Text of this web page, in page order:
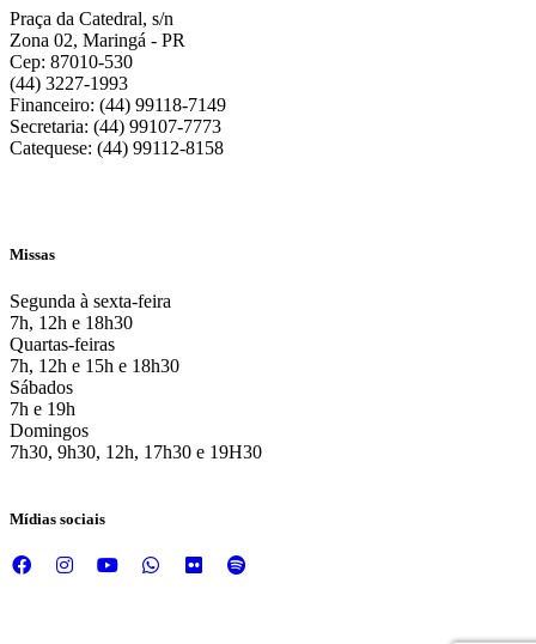
Praça da Catedral, s/n
Zona 02, Maringá - PR
Cep: 87010-530
(44) 3227-1993
Financeiro: (44) 99118-7149
Secretaria: (44) 99107-7773
Catequese: (44) 99112-8158
Missas
Segunda à sexta-feira
7h, 12h e 18h30
Quartas-feiras
7h, 12h e 15h e 18h30
Sábados
7h e 19h
Domingos
7h30, 9h30, 12h, 17h30 e 19H30
Mídias sociais